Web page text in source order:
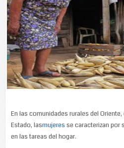
En las comunidades rurales del
Estado, lasmujeres se caracterizan por
en las tareas del hogar.